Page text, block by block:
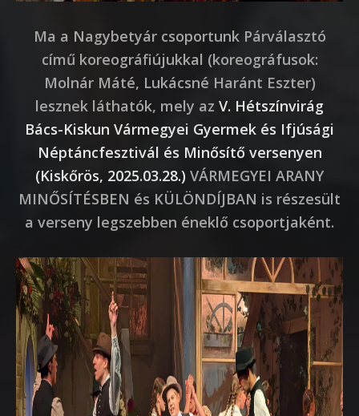
Ma a Nagybetyár csoportunk Párválasztó
című koreográfiújukkal (koreográfusok:
Molnár Máté, Lukácsné Haránt Eszter)
lesznek láthatók, mely az V. Hétszínvirág
Bács-Kiskun Vármegyei Gyermek és Ifjúsági
Néptáncfesztivál és Minősítő versenyen
(Kiskőrös, 2025.03.28.) VÁRMEGYEI ARANY
MINŐSÍTÉSBEN és KÜLÖNDÍJBAN is részesült
a verseny legszebben éneklő csoportjaként.